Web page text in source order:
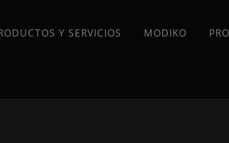
Y SERVICIOS MODIKO